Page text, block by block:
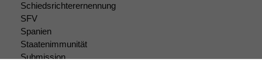
Schiedsrichterernennung
SFV
Spanien
Staatenimmunität
Submission